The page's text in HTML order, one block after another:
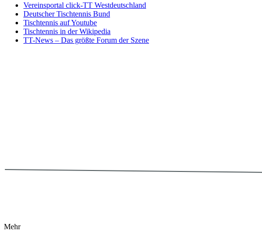
Vereinsportal click-TT Westdeutschland
Deutscher Tischtennis Bund
Tischtennis auf Youtube
Tischtennis in der Wikipedia
TT-News – Das größte Forum der Szene
Mehr